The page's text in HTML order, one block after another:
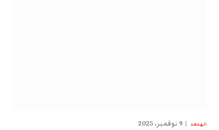
الهدهد 9 نوفمبر، 2025